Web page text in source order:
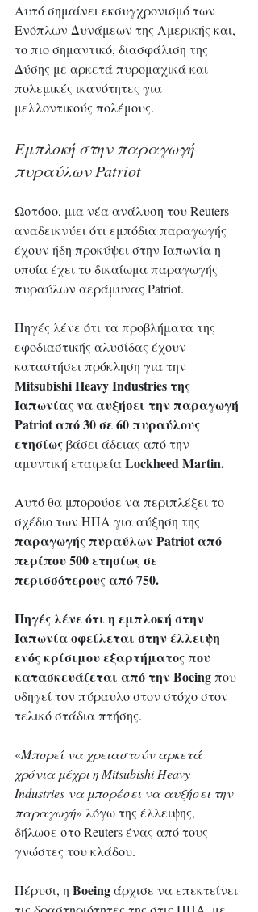
Αυτό σημαίνει εκσυγχρονισμό των
Ενόπλων Δυνάμεων της Αμερικής και,
το πιο σημαντικό, διασφάλιση της
Δύσης με αρκετά πυρομαχικά και
πολεμικές ικανότητες για
μελλοντικούς πολέμους.
Εμπλοκή στην παραγωγή
πυραύλων Patriot
Ωστόσο, μια νέα ανάλυση του Reuters
αναδεικνύει ότι εμπόδια παραγωγής
έχουν ήδη προκύψει στην Ιαπωνία η
οποία έχει το δικαίωμα παραγωγής
πυραύλων αεράμυνας Patriot.
Πηγές λένε ότι τα προβλήματα της
εφοδιαστικής αλυσίδας έχουν
καταστήσει πρόκληση για την
Mitsubishi Heavy Industries της
Ιαπωνίας να αυξήσει την παραγωγή
Patriot από 30 σε 60 πυραύλους
ετησίως βάσει άδειας από την
αμυντική εταιρεία Lockheed Martin.
Αυτό θα μπορούσε να περιπλέξει το
σχέδιο των ΗΠΑ για αύξηση της
παραγωγής πυραύλων Patriot από
περίπου 500 ετησίως σε
περισσότερους από 750.
Πηγές λένε ότι η εμπλοκή στην
Ιαπωνία οφείλεται στην έλλειψη
ενός κρίσιμου εξαρτήματος που
κατασκευάζεται από την Boeing που
οδηγεί τον πύραυλο στον στόχο στον
τελικό στάδια πτήσης.
«Μπορεί να χρειαστούν αρκετά
χρόνια μέχρι η Mitsubishi Heavy
Industries να μπορέσει να αυξήσει την
παραγωγή» λόγω της έλλειψης,
δήλωσε στο Reuters ένας από τους
γνώστες του κλάδου.
Πέρυσι, η Boeing άρχισε να επεκτείνει